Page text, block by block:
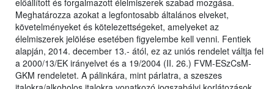
előállított és forgalmazott élelmiszerek szabad mozgása.
Meghatározza azokat a legfontosabb általános elveket,
követelményeket és kötelezettségeket, amelyeket az
élelmiszerek jelölése esetében figyelembe kell venni. Fentiek
alapján, 2014. december 13.- ától, ez az uniós rendelet váltja fel
a 2000/13/EK irányelvet és a 19/2004 (II. 26.) FVM-ESzCsM-
GKM rendeletet. A pálinkára, mint párlatra, a szeszes